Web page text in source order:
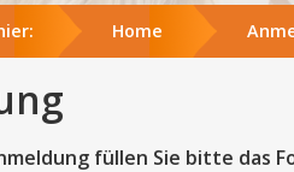
Home
füllen Sie bitte das